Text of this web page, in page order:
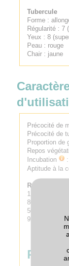
Tubercule
Forme :
Régularité : 7
Yeux : 8
Peau : rouge
Chair : jaune
Précocité de
Précocité de
Proportion de
Repos
Incubation
:
Aptitude à la
Rendement :
120 % de
80 % de
50.1 t/ha
92 % de